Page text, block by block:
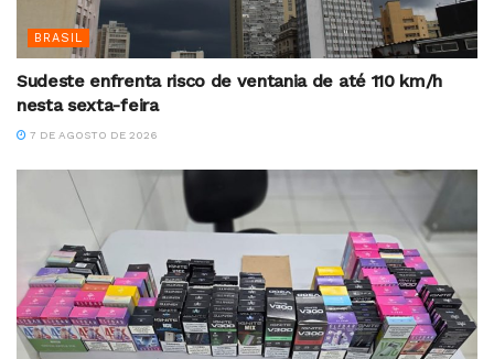
BRASIL
Sudeste enfrenta risco de ventania de até 110 km/h
nesta sexta-feira
7 DE AGOSTO DE 2026